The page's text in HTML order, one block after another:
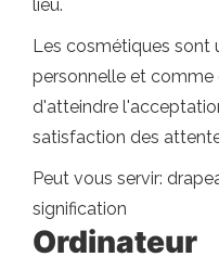
lieu.
Les cosmétiques sont
personnelle et comme
d'atteindre
satisfaction des
Peut vous servir:
signification
Ordinateur